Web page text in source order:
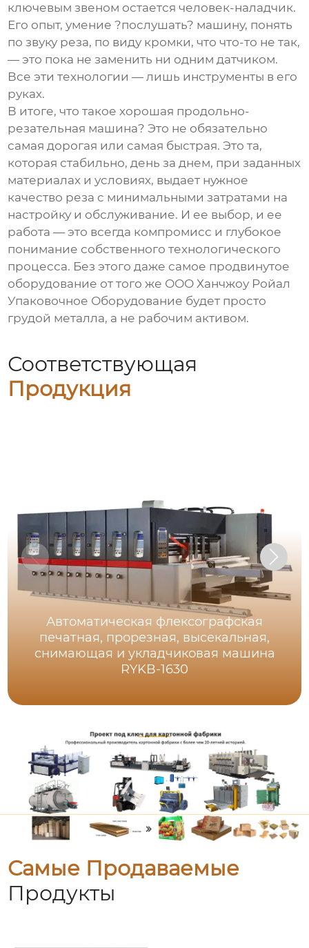
ключевым звеном остается человек-наладчик.
Его опыт, умение ?послушать? машину, понять
по звуку реза, по виду кромки, что что-то не так,
— это пока не заменить ни одним датчиком.
Все эти технологии — лишь инструменты в его
руках.
В итоге, что такое хорошая продольно-
резательная машина? Это не обязательно
самая дорогая или самая быстрая. Это та,
которая стабильно, день за днем, при заданных
материалах и условиях, выдает нужное
качество реза с минимальными затратами на
настройку и обслуживание. И ее выбор, и ее
работа — это всегда компромисс и глубокое
понимание собственного технологического
процесса. Без этого даже самое продвинутое
оборудование от того же ООО Ханчжоу Ройал
Упаковочное Оборудование будет просто
грудой металла, а не рабочим активом.
Соответствующая
Продукция
Автоматическая флексографская
печатная, прорезная, высекальная,
снимающая и укладчиковая машина
RYKB-1630
Самые Продаваемые
Продукты